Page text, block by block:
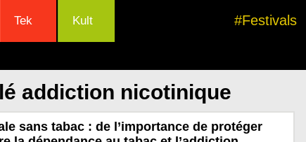
Tek Kult #Festivals
addiction nicotinique
sans tabac : de l’importance de protéger